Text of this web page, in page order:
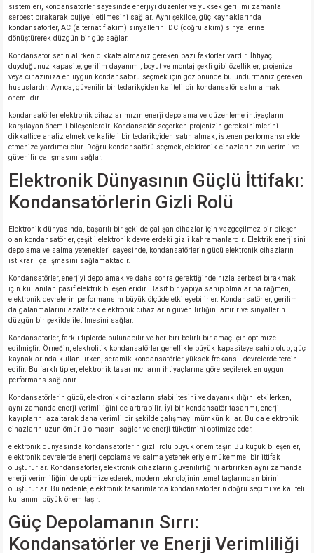
sistemleri, kondansatörler sayesinde enerjiyi düzenler ve yüksek gerilimi zamanla
serbest bırakarak bujiye iletilmesini sağlar. Aynı şekilde, güç kaynaklarında
kondansatörler, AC (alternatif akım) sinyallerini DC (doğru akım) sinyallerine
dönüştürerek düzgün bir güç sağlar.
Kondansatör satın alırken dikkate almanız gereken bazı faktörler vardır. İhtiyaç
duyduğunuz kapasite, gerilim dayanımı, boyut ve montaj şekli gibi özellikler, projenize
veya cihazınıza en uygun kondansatörü seçmek için göz önünde bulundurmanız gereken
hususlardır. Ayrıca, güvenilir bir tedarikçiden kaliteli bir kondansatör satın almak
önemlidir.
kondansatörler elektronik cihazlarımızın enerji depolama ve düzenleme ihtiyaçlarını
karşılayan önemli bileşenlerdir. Kondansatör seçerken projenizin gereksinimlerini
dikkatlice analiz etmek ve kaliteli bir tedarikçiden satın almak, istenen performansı elde
etmenize yardımcı olur. Doğru kondansatörü seçmek, elektronik cihazlarınızın verimli ve
güvenilir çalışmasını sağlar.
Elektronik Dünyasının Güçlü İttifakı:
Kondansatörlerin Gizli Rolü
Elektronik dünyasında, başarılı bir şekilde çalışan cihazlar için vazgeçilmez bir bileşen
olan kondansatörler, çeşitli elektronik devrelerdeki gizli kahramanlardır. Elektrik enerjisini
depolama ve salma yetenekleri sayesinde, kondansatörlerin gücü elektronik cihazların
istikrarlı çalışmasını sağlamaktadır.
Kondansatörler, enerjiyi depolamak ve daha sonra gerektiğinde hızla serbest bırakmak
için kullanılan pasif elektrik bileşenleridir. Basit bir yapıya sahip olmalarına rağmen,
elektronik devrelerin performansını büyük ölçüde etkileyebilirler. Kondansatörler, gerilim
dalgalanmalarını azaltarak elektronik cihazların güvenilirliğini artırır ve sinyallerin
düzgün bir şekilde iletilmesini sağlar.
Kondansatörler, farklı tiplerde bulunabilir ve her biri belirli bir amaç için optimize
edilmiştir. Örneğin, elektrolitik kondansatörler genellikle büyük kapasiteye sahip olup, güç
kaynaklarında kullanılırken, seramik kondansatörler yüksek frekanslı devrelerde tercih
edilir. Bu farklı tipler, elektronik tasarımcıların ihtiyaçlarına göre seçilerek en uygun
performans sağlanır.
Kondansatörlerin gücü, elektronik cihazların stabilitesini ve dayanıklılığını etkilerken,
aynı zamanda enerji verimliliğini de artırabilir. İyi bir kondansatör tasarımı, enerji
kayıplarını azaltarak daha verimli bir şekilde çalışmayı mümkün kılar. Bu da elektronik
cihazların uzun ömürlü olmasını sağlar ve enerji tüketimini optimize eder.
elektronik dünyasında kondansatörlerin gizli rolü büyük önem taşır. Bu küçük bileşenler,
elektronik devrelerde enerji depolama ve salma yetenekleriyle mükemmel bir ittifak
oluştururlar. Kondansatörler, elektronik cihazların güvenilirliğini artırırken aynı zamanda
enerji verimliliğini de optimize ederek, modern teknolojinin temel taşlarından birini
oluştururlar. Bu nedenle, elektronik tasarımlarda kondansatörlerin doğru seçimi ve kaliteli
kullanımı büyük önem taşır.
Güç Depolamanın Sırrı:
Kondansatörler ve Enerji Verimliliği